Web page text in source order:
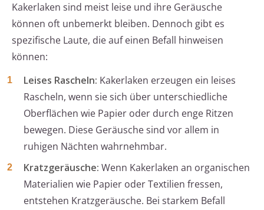
Kakerlaken sind meist leise und ihre Geräusche
können oft unbemerkt bleiben. Dennoch gibt es
spezifische Laute, die auf einen Befall hinweisen
können:
Leises Rascheln: Kakerlaken erzeugen ein leises
Rascheln, wenn sie sich über unterschiedliche
Oberflächen wie Papier oder durch enge Ritzen
bewegen. Diese Geräusche sind vor allem in
ruhigen Nächten wahrnehmbar.
Kratzgeräusche: Wenn Kakerlaken an organischen
Materialien wie Papier oder Textilien fressen,
entstehen Kratzgeräusche. Bei starkem Befall